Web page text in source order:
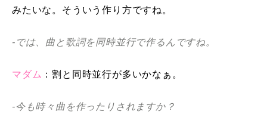
みたいな。そういう作り方ですね。
-では、曲と歌詞を同時並行で作るんですね。
マダム ：割と同時並行が多いかなぁ。
-今も時々曲を作ったりされますか？